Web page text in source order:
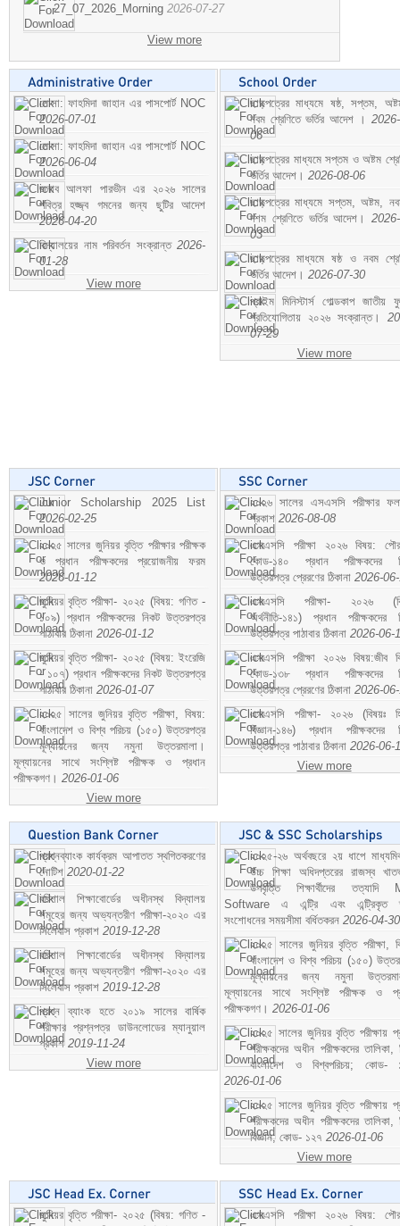
27_07_2026_Morning 2026-07-27
View more
মোসা: ফাহমিদা জাহান এর পাসপোর্ট NOC
2026-07-01
মোসা: ফাহমিদা জাহান এর পাসপোর্ট NOC
2026-06-04
জনাব আলফা পারভীন এর ২০২৬ সালের
পবিত্র হজ্জ্ব গমনের জন্য ছুটির আদেশ
2026-04-20
বিদ্যালয়ের নাম পরিবর্তন সংক্রান্ত 2026-
01-28
View more
ছাড়পত্রের মাধ্যমে ষষ্ঠ, সপ্তম,
নবম শ্রেণিতে ভর্তির আদেশ ।
06
ছাড়পত্রের মাধ্যমে সপ্তম ও অষ্টম
ভর্তির আদেশ। 2026-08-06
ছাড়পত্রের মাধ্যমে সপ্তম, অষ্টম,
দশম শ্রেণিতে ভর্তির আদেশ।
03
ছাড়পত্রের মাধ্যমে ষষ্ঠ ও নবম
ভর্তির আদেশ। 2026-07-30
প্রাইম মিনিস্টার্স গোল্ডকাপ জাতীয়
প্রতিযোগিতায় ২০২৬ সংক্রান্ত।
07-29
View more
Junior Scholarship 2025 List
2026-02-25
২০২৫ সালের জুনিয়র বৃত্তি পরীক্ষার পরীক্ষক
ও প্রধান পরীক্ষকদের প্রয়োজনীয় ফরম
2026-01-12
জুনিয়র বৃত্তি পরীক্ষা- ২০২৫ (বিষয়: গণিত -
১০৯) প্রধান পরীক্ষকদের নিকট উত্তরপত্র
পাঠাবার ঠিকানা 2026-01-12
জুনিয়র বৃত্তি পরীক্ষা- ২০২৫ (বিষয়: ইংরেজি
- ১০৭) প্রধান পরীক্ষকদের নিকট উত্তরপত্র
পাঠাবার ঠিকানা 2026-01-07
২০২৫ সালের জুনিয়র বৃত্তি পরীক্ষা, বিষয়:
বাংলাদেশ ও বিশ্ব পরিচয় (১৫০) উত্তরপত্র
মূল্যায়নের জন্য নমুনা উত্তরমালা।
মূল্যায়নের সাথে সংশ্লিষ্ট পরীক্ষক ও প্রধান
পরীক্ষকগণ। 2026-01-06
View more
২০২৬ সালের এসএসসি পরীক্ষার
প্রকাশ 2026-08-08
এসএসসি পরীক্ষা ২০২৬ বিষয়:
কোড-১৪০ প্রধান পরীক্ষকদের
উত্তরপত্র প্রেরণের ঠিকানা 2026-
এসএসসি পরীক্ষা- ২০২৬
অর্থনীতি-১৪১) প্রধান পরীক্ষকদের
উত্তরপত্র পাঠাবার ঠিকানা 2026-06-
এসএসসি পরীক্ষা ২০২৬ বিষয়:জীব
কোড-১৩৮ প্রধান পরীক্ষকদের
উত্তরপত্র প্রেরণের ঠিকানা 2026-
এসএসসি পরীক্ষা- ২০২৬ (বিষয়ঃ
বিজ্ঞান-১৪৬) প্রধান পরীক্ষকদের
উত্তরপত্র পাঠাবার ঠিকানা 2026-06-
View more
প্রশ্নব্যাংক কার্যক্রম আপাতত স্থগিতকরণের
নোটিশ 2020-01-22
বরিশাল শিক্ষাবোর্ডের অধীনস্থ বিদ্যালয়
সমূহের জন্য অভ্যন্তরীণ পরীক্ষা-২০২০ এর
সিলেবাস প্রকাশ 2019-12-28
বরিশাল শিক্ষাবোর্ডের অধীনস্থ বিদ্যালয়
সমূহের জন্য অভ্যন্তরীণ পরীক্ষা-২০২০ এর
সিলেবাস প্রকাশ 2019-12-28
প্রশ্ন ব্যাংক হতে ২০১৯ সালের বার্ষিক
পরীক্ষার প্রশ্নপত্র ডাউনলোডের ম্যানুয়াল
প্রকাশ 2019-11-24
View more
২০২৫-২৬ অর্থবছরে ২য় ধাপে
উচ্চ শিক্ষা অধিদপ্তরের রাজস্ব
উপবৃত্তি শিক্ষার্থীদের তত্যাদি
Software এ এন্ট্রি এবং এন্ট্রিকৃত
সংশোধনের সময়সীমা বর্ধিতকরন 2026-04-30
২০২৫ সালের জুনিয়র বৃত্তি পরীক্ষা,
বাংলাদেশ ও বিশ্ব পরিচয় (১৫০)
মূল্যায়নের জন্য নমুনা
মূল্যায়নের সাথে সংশ্লিষ্ট পরীক্ষক ও
পরীক্ষকগণ। 2026-01-06
২০২৫ সালের জুনিয়র বৃত্তি পরীক্ষায়
পরীক্ষকদের অধীন পরীক্ষকদের তালিকা,
বাংলাদেশ ও বিশ্বপরিচয়; কোড-
2026-01-06
২০২৫ সালের জুনিয়র বৃত্তি পরীক্ষায়
পরীক্ষকদের অধীন পরীক্ষকদের তালিকা,
বিজ্ঞান; কোড- ১২৭ 2026-01-06
View more
জুনিয়র বৃত্তি পরীক্ষা- ২০২৫ (বিষয়: গণিত -
এসএসসি পরীক্ষা ২০২৬ বিষয়: